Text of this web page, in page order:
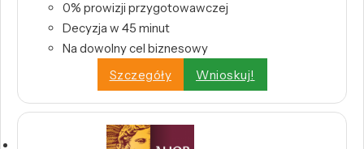
0% prowizji przygotowawczej
Decyzja w 45 minut
Na dowolny cel biznesowy
Szczegóły
Wnioskuj!